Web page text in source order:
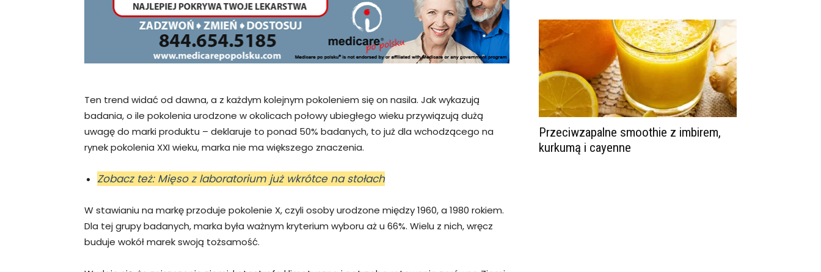
Ten trend widać od dawna, a z każdym kolejnym pokoleniem się on nasila. Jak wykazują
badania, o ile pokolenia urodzone w okolicach połowy ubiegłego wieku przywiązują dużą
uwagę do marki produktu – deklaruje to ponad 50% badanych, to już dla wchodzącego na
rynek pokolenia XXI wieku, marka nie ma większego znaczenia.
Zobacz też: Mięso z laboratorium już wkrótce na stołach
W stawianiu na markę przoduje pokolenie X, czyli osoby urodzone między 1960, a 1980 rokiem.
Dla tej grupy badanych, marka była ważnym kryterium wyboru aż u 66%. Wielu z nich, wręcz
buduje wokół marek swoją tożsamość.
Przeciwzapalne smoothie z imbirem,
kurkumą i cayenne